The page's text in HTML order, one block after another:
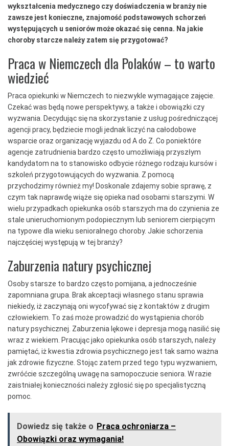
wykształcenia medycznego czy doświadczenia w branży nie
zawsze jest konieczne, znajomość podstawowych schorzeń
występujących u seniorów może okazać się cenna. Na jakie
choroby starcze należy zatem się przygotować?
Praca w Niemczech dla Polaków – to warto
wiedzieć
Praca opiekunki w Niemczech to niezwykle wymagające zajęcie.
Czekać was będą nowe perspektywy, a także i obowiązki czy
wyzwania. Decydując się na skorzystanie z usług pośredniczącej
agencji pracy, będziecie mogli jednak liczyć na całodobowe
wsparcie oraz organizację wyjazdu od A do Z. Co poniektóre
agencje zatrudnienia bardzo często umożliwiają przyszłym
kandydatom na to stanowisko odbycie różnego rodzaju kursów i
szkoleń przygotowujących do wyzwania. Z pomocą
przychodzimy również my! Doskonale zdajemy sobie sprawę, z
czym tak naprawdę wiąże się opieka nad osobami starszymi. W
wielu przypadkach opiekunka osób starszych ma do czynienia ze
stale unieruchomionym podopiecznym lub seniorem cierpiącym
na typowe dla wieku senioralnego choroby. Jakie schorzenia
najczęściej występują w tej branży?
Zaburzenia natury psychicznej
Osoby starsze to bardzo często pomijana, a jednocześnie
zapomniana grupa. Brak akceptacji własnego stanu sprawia
niekiedy, iż zaczynają oni wycofywać się z kontaktów z drugim
człowiekiem. To zaś może prowadzić do wystąpienia chorób
natury psychicznej. Zaburzenia lękowe i depresja mogą nasilić się
wraz z wiekiem. Pracując jako opiekunka osób starszych, należy
pamiętać, iż kwestia zdrowia psychicznego jest tak samo ważna
jak zdrowie fizyczne. Stojąc zatem przed tego typu wyzwaniem,
zwróćcie szczególną uwagę na samopoczucie seniora. W razie
zaistniałej konieczności należy zgłosić się po specjalistyczną
pomoc.
Dowiedz się także o Praca ochroniarza –
Obowiązki oraz wymagania!